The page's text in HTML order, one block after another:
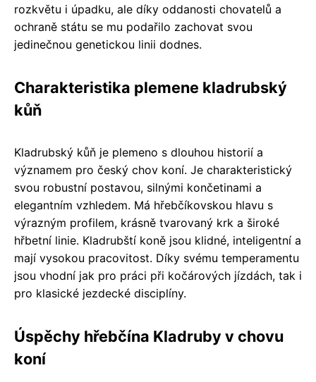
rozkvětu i úpadku, ale díky oddanosti chovatelů a
ochraně státu se mu podařilo zachovat svou
jedinečnou genetickou linii dodnes.
Charakteristika plemene kladrubský
kůň
Kladrubský kůň je plemeno s dlouhou historií a
významem pro český chov koní. Je charakteristický
svou robustní postavou, silnými končetinami a
elegantním vzhledem. Má hřebčíkovskou hlavu s
výrazným profilem, krásně tvarovaný krk a široké
hřbetní linie. Kladrubští koně jsou klidné, inteligentní a
mají vysokou pracovitost. Díky svému temperamentu
jsou vhodní jak pro práci při kočárových jízdách, tak i
pro klasické jezdecké disciplíny.
Úspěchy hřebčína Kladruby v chovu
koní